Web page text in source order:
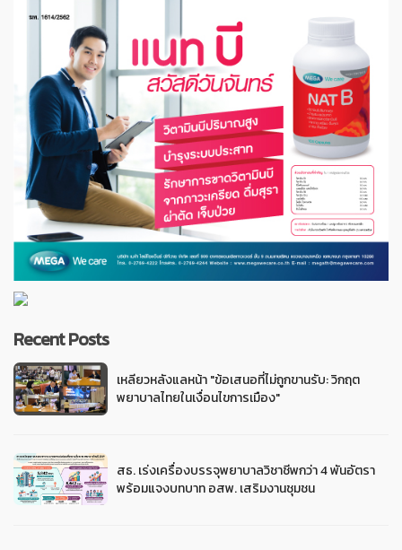
Recent Posts
เหลียวหลังแลหน้า "ข้อเสนอที่ไม่ถูกขานรับ: วิกฤต
พยาบาลไทยในเงื่อนไขการเมือง"
สธ. เร่งเครื่องบรรจุพยาบาลวิชาชีพกว่า 4 พันอัตรา
พร้อมแจงบทบาท อสพ. เสริมงานชุมชน